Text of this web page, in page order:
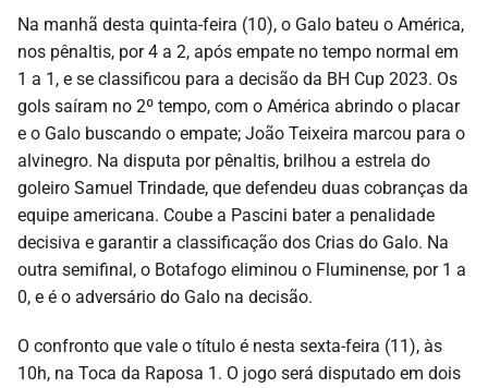
Na manhã desta quinta-feira (10), o Galo bateu o América,
nos pênaltis, por 4 a 2, após empate no tempo normal em
1 a 1, e se classificou para a decisão da BH Cup 2023. Os
gols saíram no 2º tempo, com o América abrindo o placar
e o Galo buscando o empate; João Teixeira marcou para o
alvinegro. Na disputa por pênaltis, brilhou a estrela do
goleiro Samuel Trindade, que defendeu duas cobranças da
equipe americana. Coube a Pascini bater a penalidade
decisiva e garantir a classificação dos Crias do Galo. Na
outra semifinal, o Botafogo eliminou o Fluminense, por 1 a
0, e é o adversário do Galo na decisão.
O confronto que vale o título é nesta sexta-feira (11), às
10h, na Toca da Raposa 1. O jogo será disputado em dois